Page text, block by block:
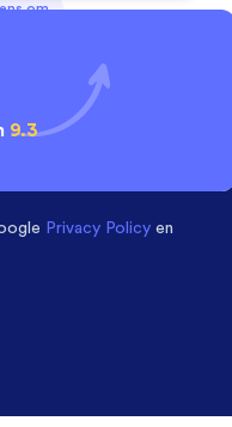
om
9.3
Privacy Policy en